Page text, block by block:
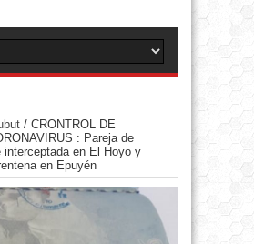
/ CRONTROL DE
: Pareja de
interceptada en El Hoyo y
en Epuyén